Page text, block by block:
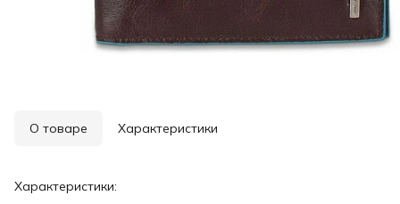
О товаре Характеристики
Характеристики: